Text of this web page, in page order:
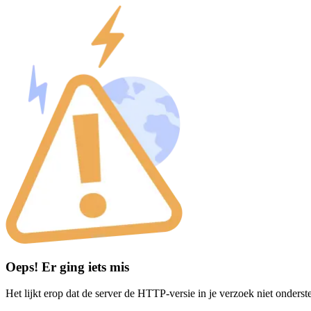
Oeps! Er ging iets mis
Het lijkt erop dat de server de HTTP-versie in je verzoek niet